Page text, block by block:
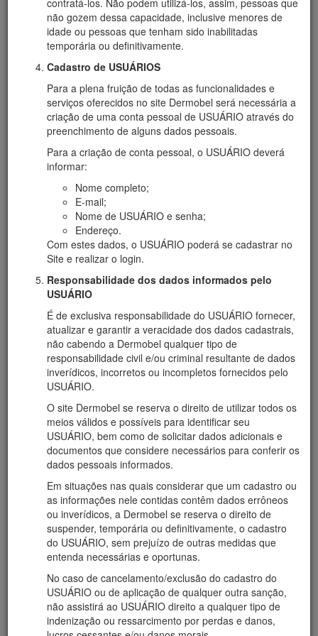
contratá-los. Não podem utilizá-los, assim, pessoas que
não gozem dessa capacidade, inclusive menores de
idade ou pessoas que tenham sido inabilitadas
temporária ou definitivamente.
Cadastro de USUÁRIOS
Para a plena fruição de todas as funcionalidades e
serviços oferecidos no site Dermobel será necessária a
criação de uma conta pessoal de USUÁRIO através do
preenchimento de alguns dados pessoais.
Para a criação de conta pessoal, o USUÁRIO deverá
informar:
Nome completo;
E-mail;
Nome de USUÁRIO e senha;
Endereço.
Com estes dados, o USUÁRIO poderá se cadastrar no
Site e realizar o login.
Responsabilidade dos dados informados pelo
USUÁRIO
É de exclusiva responsabilidade do USUÁRIO fornecer,
atualizar e garantir a veracidade dos dados cadastrais,
não cabendo a Dermobel qualquer tipo de
responsabilidade civil e/ou criminal resultante de dados
inverídicos, incorretos ou incompletos fornecidos pelo
USUÁRIO.
O site Dermobel se reserva o direito de utilizar todos os
meios válidos e possíveis para identificar seu
USUÁRIO, bem como de solicitar dados adicionais e
documentos que considere necessários para conferir os
dados pessoais informados.
Em situações nas quais considerar que um cadastro ou
as informações nele contidas contêm dados errôneos
ou inverídicos, a Dermobel se reserva o direito de
suspender, temporária ou definitivamente, o cadastro
do USUÁRIO, sem prejuízo de outras medidas que
entenda necessárias e oportunas.
No caso de cancelamento/exclusão do cadastro do
USUÁRIO ou de aplicação de qualquer outra sanção,
não assistirá ao USUÁRIO direito a qualquer tipo de
indenização ou ressarcimento por perdas e danos,
Empresas, direcionado às empresasa que s destacaram nas
práticas de gestão.
Comenda do Mérito Farmacêutico:
de janeiro de 2014, o CRF/SC concedeu a Comenda de
Mérito Farmacêutico à farmacêutica Léa Regina Conrado
Costa Lima em solenidade em Florianópolis. A medalha é
concedida anualmente a profissionais ou empresas do ramo
farmacêutico que dignificam a profissão, contribuem para
sua valorização e prestam serviços de qualidade para a
promoção da saúde ou a apoiadores das causas da
categoria.
ESPECIALIZAÇÕES
Título de Especialista em Manipulação Magistral pela
Associação Nacional de Farmacêuticos Magistrais.
Pós – graduada em Farmacologia pela Universidade Federal de
Lavras, MG.
OUTRAS ATUAÇÕES
Apresentou trabalho de monografia: Relação Entre os hábitos
alimentares e a hipertensão dos pacientes da Secretaria
Municipal de Saúde de S. Miguel do Oeste, SC (2003) e o artigo
do trabalho no Congresso FARMAG 2004 em S. Paulo.
Tem promovido campanhas de prevenção em saúde pública:
Hipertensão ( Deixe seu coração bater feliz), Obesidade,
Câncer de pele.
Implantou o programa de qualidade total na DERMOBEL
através do Sistema de Gestão pela Qualidade Total (SIQUAT),
filiado ao Programa Gaúcho de Qualidade e Produtividade